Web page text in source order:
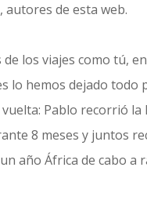
, autores de esta web.
de los viajes como tú,
lo hemos dejado todo
Pablo recorrió la
8 meses y juntos
año África de cabo a